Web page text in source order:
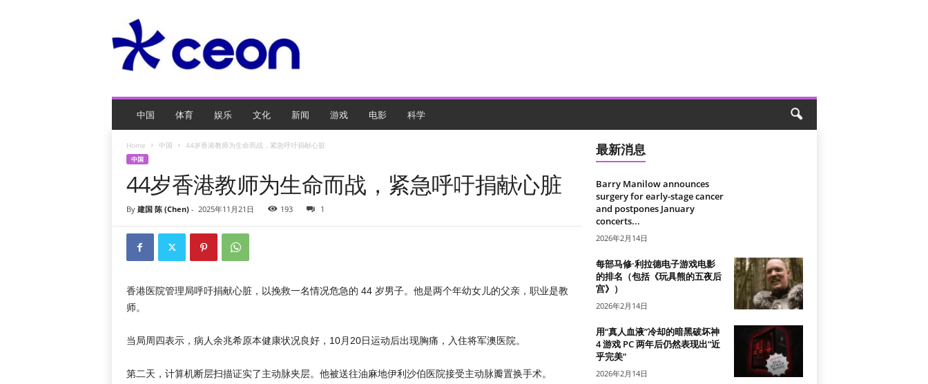
O
游
中国 体育 娱乐 文化 新闻 游戏 电影 科学
Home 中国 44岁香港教师为生命而战，紧急呼吁捐献心脏
中国
44岁香港教师为生命而战，紧急呼吁捐献心脏
By 建国 陈 (Chen)- 2025年11月21日 193 1
香港医院管理局呼吁捐献心脏，以挽救一名情况危急的 44 岁男子。他是两个年幼女儿的父亲，职业是教
师。
当局周四表示，病人余兆希原本健康状况良好，10月20日运动后出现胸痛，入住将军澳医院。
第二天，计算机断层扫描证实了主动脉夹层。他被送往油麻地伊利沙伯医院接受主动脉瓣置换手术。
最新消息
Barry Manilow announces
surgery for early-stage cancer
and postpones January
concerts...
2026年2月14日
每部马修·利拉德电子游戏电影
的排名（包括《玩具熊的五夜后
宫》）
2026年2月14日
用“真人血液”冷却的暗黑破坏神
4 游戏 PC 两年后仍然表现出“近
乎完美”
2026年2月14日